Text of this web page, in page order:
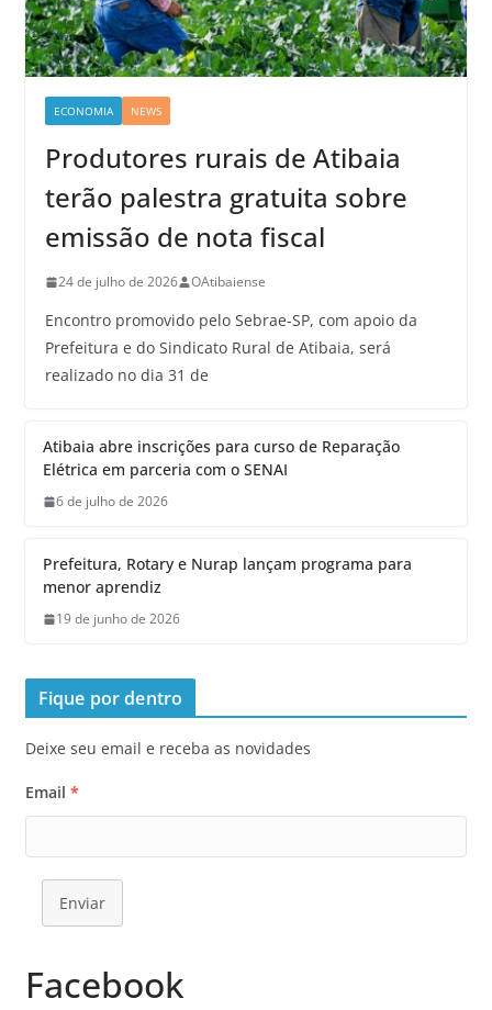
ECONOMIA NEWS
Produtores rurais de Atibaia
terão palestra gratuita sobre
emissão de nota fiscal
24 de julho de 2026 OAtibaiense
Encontro promovido pelo Sebrae-SP, com apoio da
Prefeitura e do Sindicato Rural de Atibaia, será
realizado no dia 31 de
Atibaia abre inscrições para curso de Reparação
Elétrica em parceria com o SENAI
6 de julho de 2026
Prefeitura, Rotary e Nurap lançam programa para
menor aprendiz
19 de junho de 2026
Fique por dentro
Deixe seu email e receba as novidades
Email *
Enviar
Facebook